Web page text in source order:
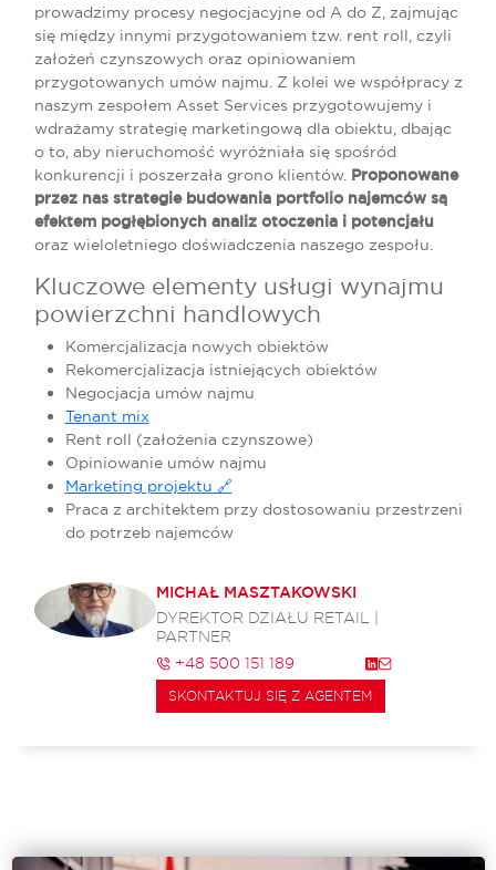
prowadzimy procesy negocjacyjne od A do Z, zajmując
się między innymi przygotowaniem tzw. rent roll, czyli
założeń czynszowych oraz opiniowaniem
przygotowanych umów najmu. Z kolei we współpracy z
naszym zespołem Asset Services przygotowujemy i
wdrażamy strategię marketingową dla obiektu, dbając
o to, aby nieruchomość wyróżniała się spośród
konkurencji i poszerzała grono klientów. Proponowane
przez nas strategie budowania portfolio najemców są
efektem pogłębionych analiz otoczenia i potencjału
oraz wieloletniego doświadczenia naszego zespołu.
Kluczowe elementy usługi wynajmu
powierzchni handlowych
Komercjalizacja nowych obiektów
Rekomercjalizacja istniejących obiektów
Negocjacja umów najmu
Tenant mix
Rent roll (założenia czynszowe)
Opiniowanie umów najmu
Marketing projektu 🔗
Praca z architektem przy dostosowaniu przestrzeni
do potrzeb najemców
MICHAŁ MASZTAKOWSKI
DYREKTOR DZIAŁU RETAIL |
PARTNER
+48 500 151 189
SKONTAKTUJ SIĘ Z AGENTEM